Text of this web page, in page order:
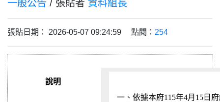
一般公告 / 張貼者 資料組長
張貼日期： 2026-05-07 09:24:59 點閱： 254
說明
一、依據本府115年4月 15 日